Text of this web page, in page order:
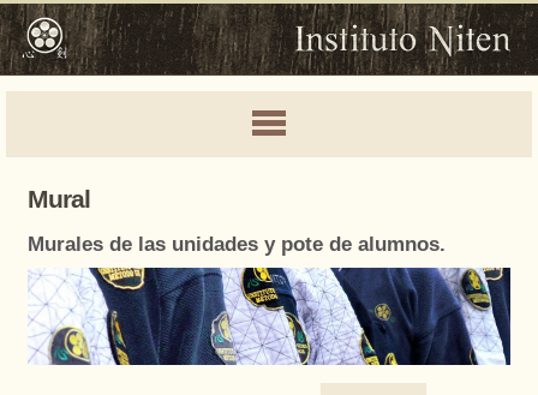
Mural
Murales de las unidades y pote de alumnos.